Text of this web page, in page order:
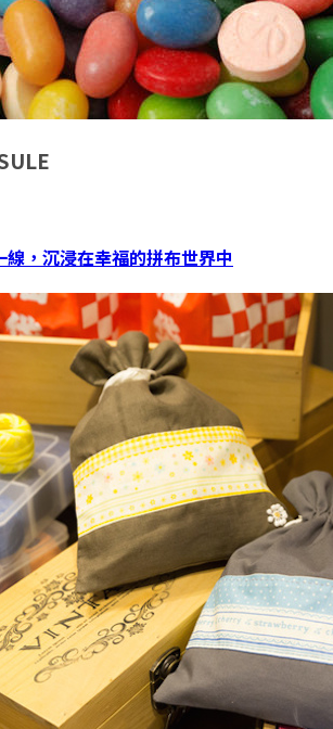
線，沉浸在幸福的拼布世界中